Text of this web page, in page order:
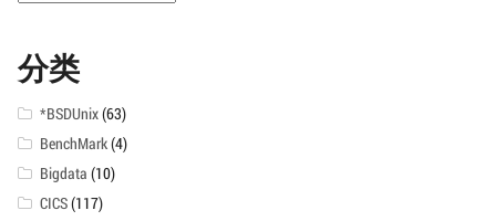
分类
*BSDUnix(63)
BenchMark(4)
Bigdata (10)
CICS(117)